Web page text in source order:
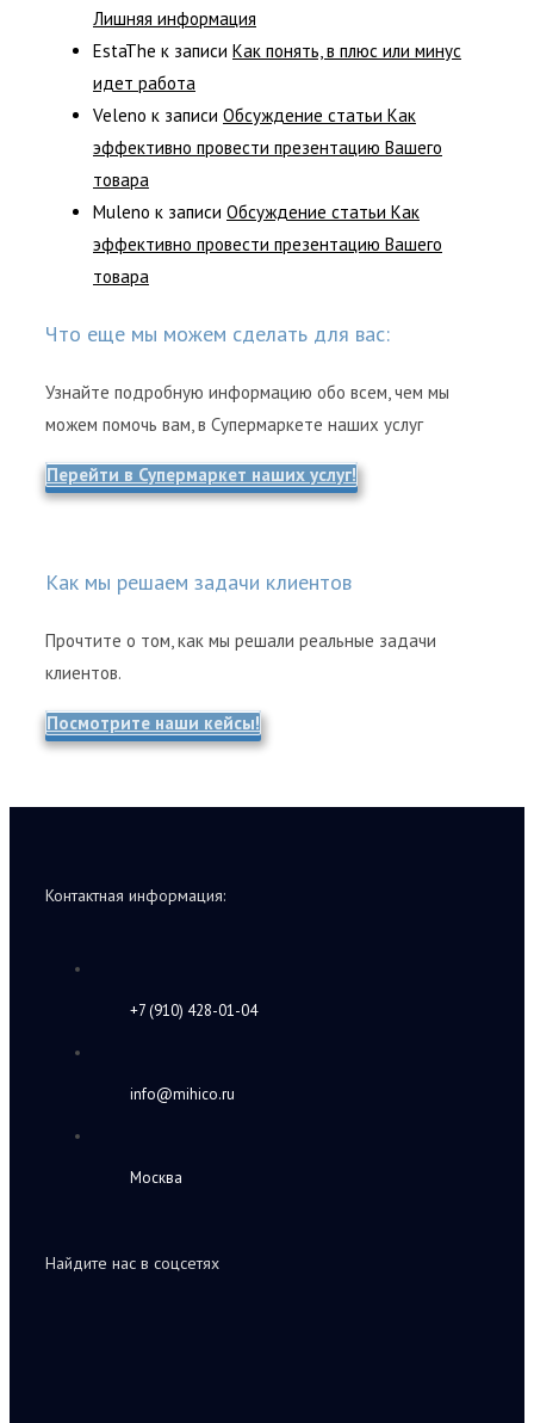
Лишняя информация
EstaThe к записи Как понять, в плюс или минус
идет работа
Veleno к записи Обсуждение статьи Как
эффективно провести презентацию Вашего
товара
Muleno к записи Обсуждение статьи Как
эффективно провести презентацию Вашего
товара
Что еще мы можем сделать для вас:
Узнайте подробную информацию обо всем, чем мы
можем помочь вам, в Супермаркете наших услуг
Перейти в Супермаркет наших услуг!
Как мы решаем задачи клиентов
Прочтите о том, как мы решали реальные задачи
клиентов.
Посмотрите наши кейсы!
Контактная информация:
+7 (910) 428-01-04
info@mihico.ru
Москва
Найдите нас в соцсетях